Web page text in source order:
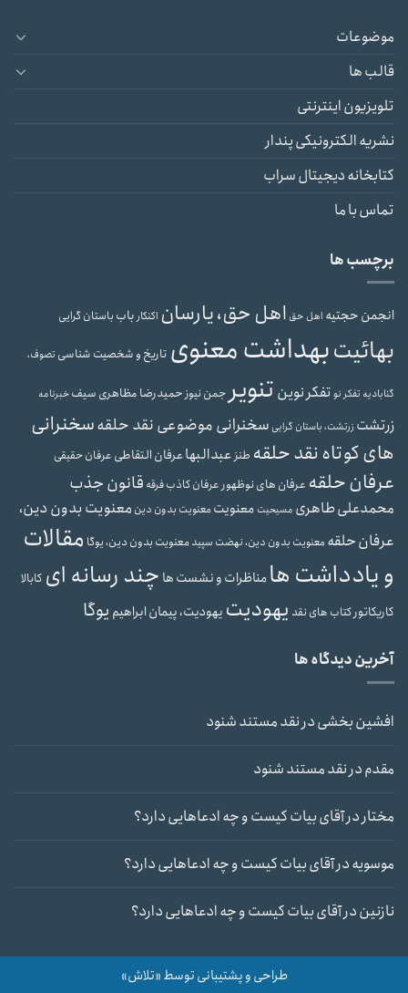
موضوعات
قالب ها
تلویزیون اینترنتی
نشریه الکترونیکی پندار
کتابخانه دیجیتال سراب
تماس با ما
برچسب ها
انجمن حجتیه اهل حق اهل حق، یارسان اکنکارباب باستان گرایی
بهائیتبهداشت معنوی تاریخ و شخصیت شناسی تصوف،
گنابادیه تفکر نوتفکر نوین تنویرجمن نیوزحمیدرضا مظاهری سیفخبرنامه
زرتشت زرتشت، باستان گرایی سخنرانی موضوعی نقد حلقهسخنرانی
های کوتاه نقد حلقه طنزعبدالبهاعرفان التقاطی عرفان حقیقی
عرفان حلقه عرفان های نوظهورعرفان کاذبفرقه قانون جذب
محمدعلی طاهری مسیحیت معنویت معنویت بدون دین معنویت بدون دین،
عرفان حلقه معنویت بدون دین، نهضت سپیدمعنویت بدون دین، یوگا مقالات
و یادداشت هامناظرات و نشست ها چند رسانه ای کابالا
کاریکاتورکتاب های نقد یهودیت یهودیت، پیمان ابراهیم یوگا
آخرین دیدگاه ها
افشین بخشیدرنقد مستند شنود
مقدمدرنقد مستند شنود
مختاردرآقای بیات کیست و چه ادعاهایی دارد؟
موسویهدرآقای بیات کیست و چه ادعاهایی دارد؟
نازنیندرآقای بیات کیست و چه ادعاهایی دارد؟
طراحی و پشتیبانی توسط «تلاش»